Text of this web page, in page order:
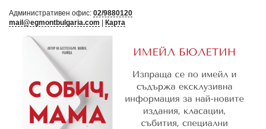
Административен офис: 02/9880120
mail@egmontbulgaria.com
Карта